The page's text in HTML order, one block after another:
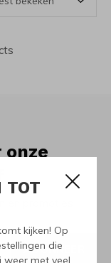
TOT
kijken! Op
die
met veel
onze
en promoties
ABONNEER